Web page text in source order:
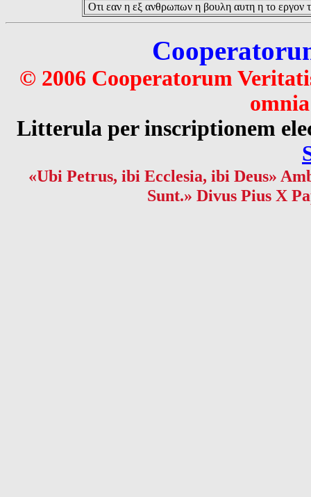
Οτι εαν η εξ ανθρωπων η βουλη αυτη η το εργον
© 2006 Cooperatorum
Litterula per inscriptionem
«Ubi Petrus, ibi Ecclesia, ibi Deus»
Sunt.» Divus Pius X